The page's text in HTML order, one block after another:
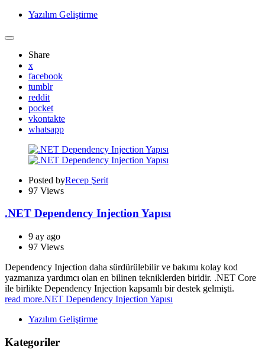
Yazılım Geliştirme
Share
x
facebook
tumblr
reddit
pocket
vkontakte
whatsapp
Posted byRecep Şerit
97 Views
.NET Dependency Injection Yapısı
9 ay ago
97 Views
Dependency Injection daha sürdürülebilir ve bakımı kolay kod
yazmanıza yardımcı olan en bilinen tekniklerden biridir. .NET Core
ile birlikte Dependency Injection kapsamlı bir destek gelmişti.
read more.NET Dependency Injection Yapısı
Yazılım Geliştirme
Kategoriler